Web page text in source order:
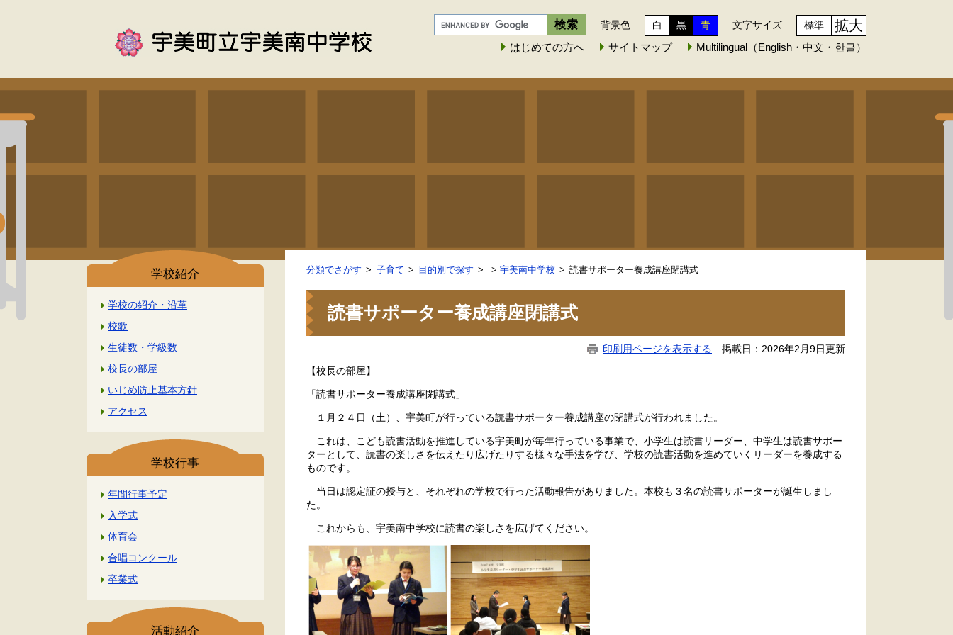
背景色 白 黒 青 文字サイズ 標準 拡大
はじめての方へ サイトマップ Multilingual（English・中文・한글）
学校紹介
学校の紹介・沿革
校歌
生徒数・学級数
校長の部屋
いじめ防止基本方針
アクセス
学校行事
年間行事予定
入学式
体育会
合唱コンクール
卒業式
活動紹介
分類でさがす 子育て 目的別で探す > 宇美南中学校 読書サポーター養成講座閉講式
読書サポーター養成講座閉講式
印刷用ページを表示する 掲載日：2026年2月9日更新
【校長の部屋】
「読書サポーター養成講座閉講式」
１月２４日（土）、宇美町が行っている読書サポーター養成講座の閉講式が行われました。
これは、こども読書活動を推進している宇美町が毎年行っている事業で、小学生は読書リーダー、中学生は読書サポー
ターとして、読書の楽しさを伝えたり広げたりする様々な手法を学び、学校の読書活動を進めていくリーダーを養成する
ものです。
当日は認定証の授与と、それぞれの学校で行った活動報告がありました。本校も３名の読書サポーターが誕生しまし
た。
これからも、宇美南中学校に読書の楽しさを広げてください。